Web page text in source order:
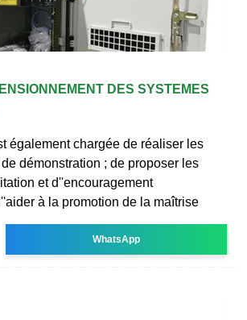
DES SYSTEMES
également chargée de réaliser les
démonstration ; de proposer les
et d''encouragement
à la promotion de la maîtrise
WhatsApp